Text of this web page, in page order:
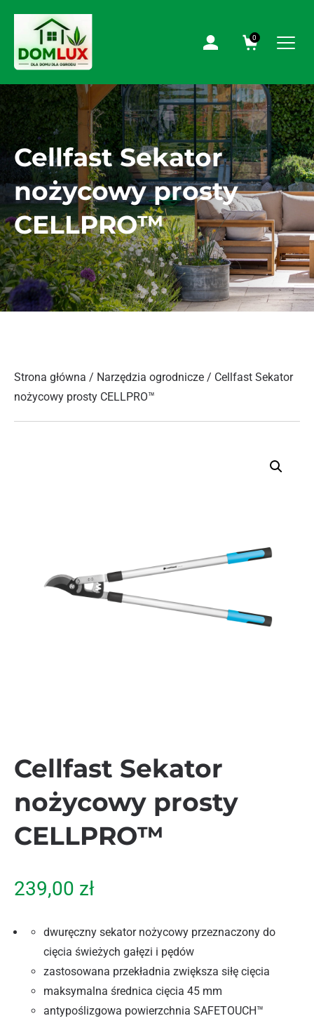
0
Cellfast Sekator
nożycowy prosty
CELLPRO™
Strona główna / Narzędzia ogrodnicze / Cellfast Sekator
nożycowy prosty CELLPRO™
Cellfast Sekator
nożycowy prosty
CELLPRO™
239,00 zł
dwuręczny sekator nożycowy przeznaczony do
cięcia świeżych gałęzi i pędów
zastosowana przekładnia zwiększa siłę cięcia
maksymalna średnica cięcia 45 mm
antypoślizgowa powierzchnia SAFETOUCH™